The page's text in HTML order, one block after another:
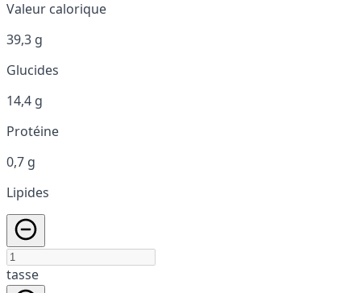
Valeur calorique
39,3 g
Glucides
14,4 g
Protéine
0,7 g
Lipides
tasse